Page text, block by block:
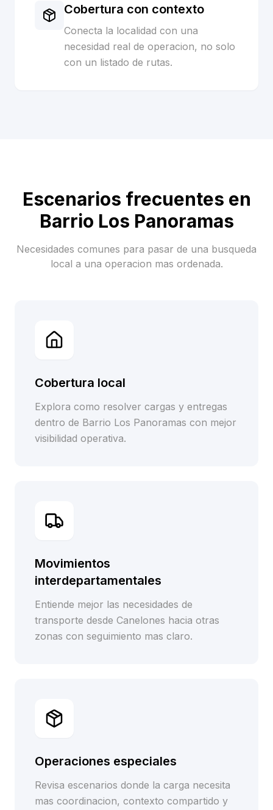
Cobertura con contexto
Conecta la localidad con una
necesidad real de operacion, no solo
con un listado de rutas.
Escenarios frecuentes en
Barrio Los Panoramas
Necesidades comunes para pasar de una busqueda
local a una operacion mas ordenada.
Cobertura local
Explora como resolver cargas y entregas
dentro de Barrio Los Panoramas con mejor
visibilidad operativa.
Movimientos
interdepartamentales
Entiende mejor las necesidades de
transporte desde Canelones hacia otras
zonas con seguimiento mas claro.
Operaciones especiales
Revisa escenarios donde la carga necesita
mas coordinacion, contexto compartido y